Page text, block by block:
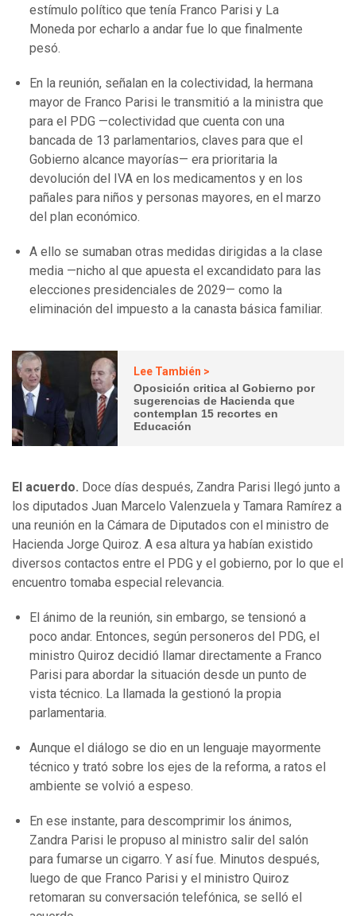
estímulo político que tenía Franco Parisi y La
Moneda por echarlo a andar fue lo que finalmente
pesó.
En la reunión, señalan en la colectividad, la hermana
mayor de Franco Parisi le transmitió a la ministra que
para el PDG —colectividad que cuenta con una
bancada de 13 parlamentarios, claves para que el
Gobierno alcance mayorías— era prioritaria la
devolución del IVA en los medicamentos y en los
pañales para niños y personas mayores, en el marzo
del plan económico.
A ello se sumaban otras medidas dirigidas a la clase
media —nicho al que apuesta el excandidato para las
elecciones presidenciales de 2029— como la
eliminación del impuesto a la canasta básica familiar.
Lee También >
Oposición critica al Gobierno por
sugerencias de Hacienda que
contemplan 15 recortes en
Educación
El acuerdo. Doce días después, Zandra Parisi llegó junto a
los diputados Juan Marcelo Valenzuela y Tamara Ramírez a
una reunión en la Cámara de Diputados con el ministro de
Hacienda Jorge Quiroz. A esa altura ya habían existido
diversos contactos entre el PDG y el gobierno, por lo que el
encuentro tomaba especial relevancia.
El ánimo de la reunión, sin embargo, se tensionó a
poco andar. Entonces, según personeros del PDG, el
ministro Quiroz decidió llamar directamente a Franco
Parisi para abordar la situación desde un punto de
vista técnico. La llamada la gestionó la propia
parlamentaria.
Aunque el diálogo se dio en un lenguaje mayormente
técnico y trató sobre los ejes de la reforma, a ratos el
ambiente se volvió a espeso.
En ese instante, para descomprimir los ánimos,
Zandra Parisi le propuso al ministro salir del salón
para fumarse un cigarro. Y así fue. Minutos después,
luego de que Franco Parisi y el ministro Quiroz
retomaran su conversación telefónica, se selló el